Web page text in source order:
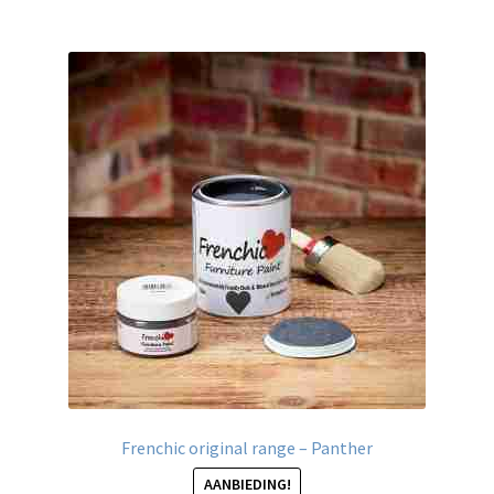
Deze
optie
gekozen
worden
op
de
productpagina
Frenchic original range – Panther
AANBIEDING!